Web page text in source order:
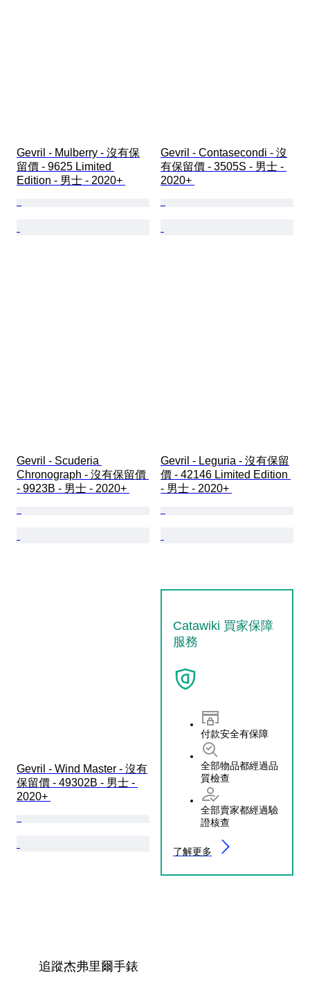
Gevril - Mulberry - 沒有保
留價 - 9625 Limited
Edition - 男士 - 2020+
Gevril - Contasecondi - 沒
有保留價 - 3505S - 男士 -
2020+
Gevril - Scuderia
Chronograph - 沒有保留價
- 9923B - 男士 - 2020+
Gevril - Leguria - 沒有保留
價 - 42146 Limited Edition
- 男士 - 2020+
Gevril - Wind Master - 沒有
保留價 - 49302B - 男士 -
2020+
Catawiki 買家保障
服務
付款安全有保障
全部物品都經過品
質檢查
全部賣家都經過驗
證核查
了解更多
追蹤杰弗里爾手錶